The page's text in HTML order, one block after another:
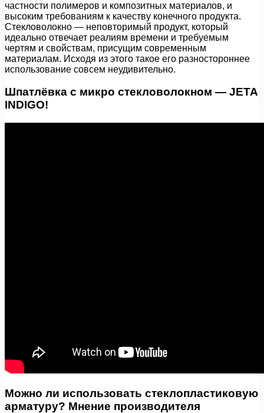
частности полимеров и композитных материалов, и
высоким требованиям к качеству конечного продукта.
Стекловолокно — неповторимый продукт, который
идеально отвечает реалиям времени и требуемым
чертям и свойствам, присущим современным
материалам. Исходя из этого такое его разностороннее
использование совсем неудивительно.
Шпатлёвка с микро стекловолокном — JETA
INDIGO!
Можно ли использовать стеклопластиковую
арматуру? Мнение производителя